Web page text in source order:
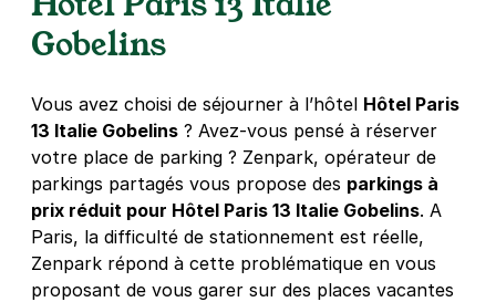
Paris - Gare d'Austerlitz - SAEMES
39 bis rue Poliveau
75005Paris
4,6(840 avis)
3,78 €/heure,41,04 €/jour, 122,04 €/semaine
(tarifs dégressifs)
Réserver
Gobelins
Vous avez choisi de séjourner à l’hôtel Hôtel Paris
13 Italie Gobelins ? Avez-vous pensé à réserver
votre place de parking ? Zenpark, opérateur de
parkings partagés vous propose des parkings à
prix réduit pour Hôtel Paris 13 Italie Gobelins. A
Paris, la difficulté de stationnement est réelle,
Zenpark répond à cette problématique en vous
proposant de vous garer sur des places vacantes